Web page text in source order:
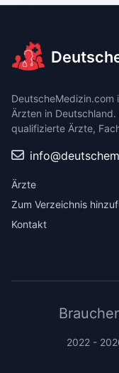
DeutscheMedizin.com
Ärzten in
qualifizierte Ärzte,
Ärzte
Zum Verzeichnis
Kontakt
2022 -